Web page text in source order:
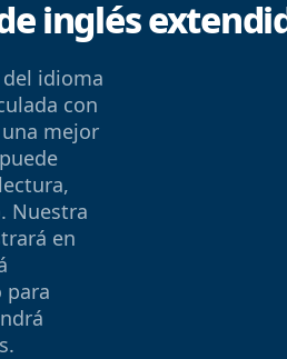
inglés
idioma
con
mejor
Nuestra
en
para